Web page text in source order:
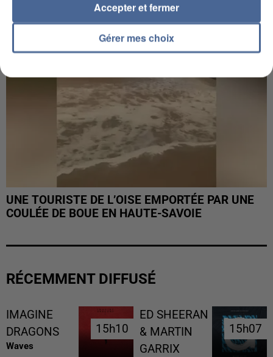
UNE TOURISTE DE L’OISE EMPORTÉE PAR UNE
COULÉE DE BOUE EN HAUTE-SAVOIE
RÉCEMMENT DIFFUSÉ
IMAGINE
DRAGONS
Waves
15h10
15h10
ED SHEERAN
& MARTIN
GARRIX
15h07
15h07
Gérer mes choix
Accepter et fermer